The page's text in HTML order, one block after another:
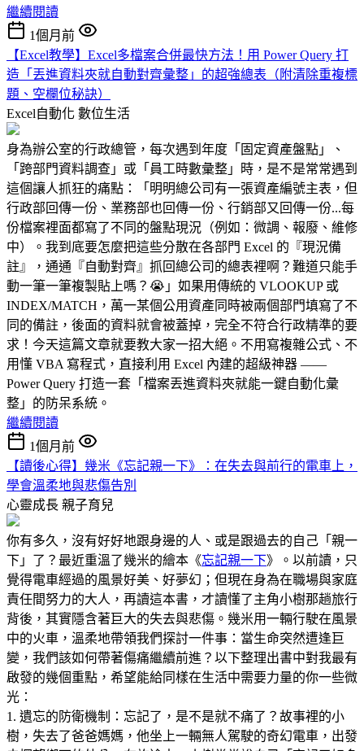
繼續閱讀
1個月前
【Excel教學】Excel多檔案合併最快方法！用 Power Query 打
造「丟進資料夾就自動對齊彙整」的超強總表（附清除重複標
題、空欄位秘訣）
Excel自動化 數位生活
身為辦公室的行政總管，每次遇到年度「固定資產盤點」、
「跨部門資料調查」或「員工時數彙整」時，是不是常常遇到
這個讓人抓狂的痛點：「明明總公司有一張資產編號主表，但
行政部回傳一份、業務部也回傳一份、行銷部又回傳一份...每
份檔案裡面都寫了不同的盤點現況（例如：微調、報廢、維修
中）。我到底要怎麼把這些分散在各部門 Excel 的『現況備
註』，通通『自動對齊』抓回總公司的總表裡啊？難道只能手
動一筆一筆複製貼上嗎？😭」如果用傳統的 VLOOKUP 或
INDEX/MATCH，萬一某個公用資產同時被兩個部門填寫了不
同的備註，後面的資料就會被蓋掉，完全不符合行政精準的要
求！今天這篇文章就要教大家一招大絕。不用寫複雜公式、不
用懂 VBA 寫程式，直接利用 Excel 內建的超級神器 ——
Power Query 打造一套「檔案丟進資料夾就能一鍵自動化彙
整」的防呆系統。
繼續閱讀
1個月前
【讀後心得】幾米《忘記親一下》：在失去與前行的電車上，
學會溫柔地與悲傷告別
心靈成長 親子育兒
你有多久，沒有好好地跟身邊的人、或是跟過去的自己「親一
下」了？最近重溫了幾米的繪本《忘記親一下》。以前讀，只
覺得電車經過的風景好美、好夢幻；但現在身為在職場與家庭
責任間努力的大人，再讀這本書，才讀懂了主角小樹那趟旅行
背後，其實隱含著巨大的失去與悲傷。幾米用一輛行駛在風景
中的火車，溫柔地帶領我們探討一件事：當生命突然遭逢巨
變，我們該如何帶著傷痛繼續前進？以下整理出書中對我最有
啟發的幾個重點，希望能給同樣在生活中需要力量的你一些微
光：
1. 遺忘的防衛機制：忘記了，是不是就不痛了？故事裡的小
樹，失去了爸爸媽媽，他坐上一輛無人駕駛的奇幻電車，出發